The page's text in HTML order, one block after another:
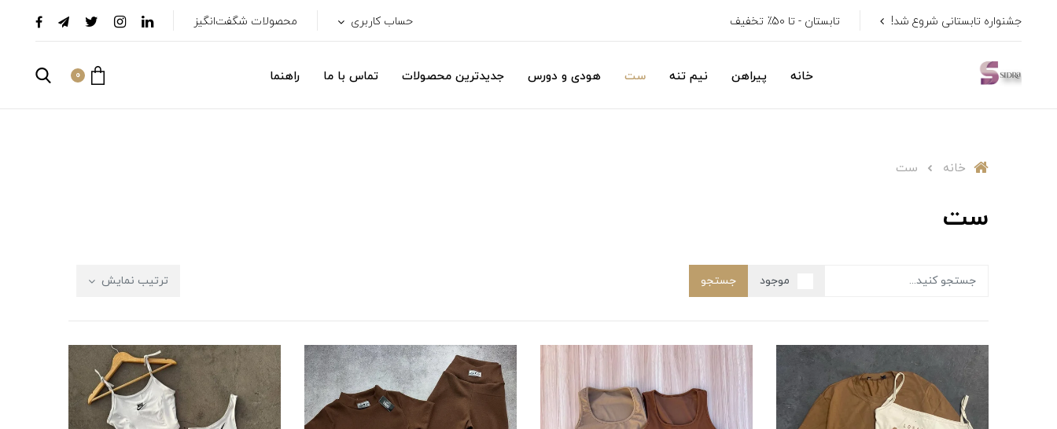
جشنواره تابستانی شروع شد! تابستان - تا 50٪ تخفیف حساب کاربری محصولات شگفت‌انگیز
خانه پیراهن نیم تنه ست هودی و دورس جدیدترین محصولات تماس با ما راهنما 0
خانه ست
ست
موجود جستجو ترتیب نمایش